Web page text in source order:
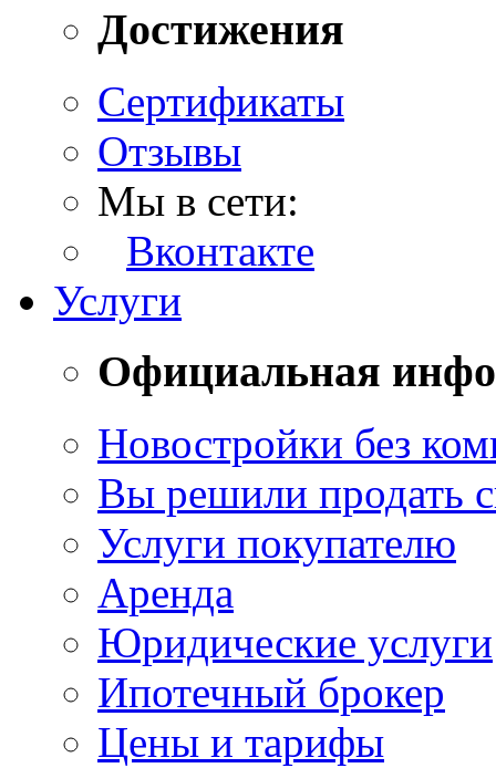
Достижения
Сертификаты
Отзывы
Мы в сети:
Вконтакте
Услуги
Официальная
Новостройки без
Вы решили продать
Услуги покупателю
Аренда
Юридические услуги
Ипотечный брокер
Цены и тарифы